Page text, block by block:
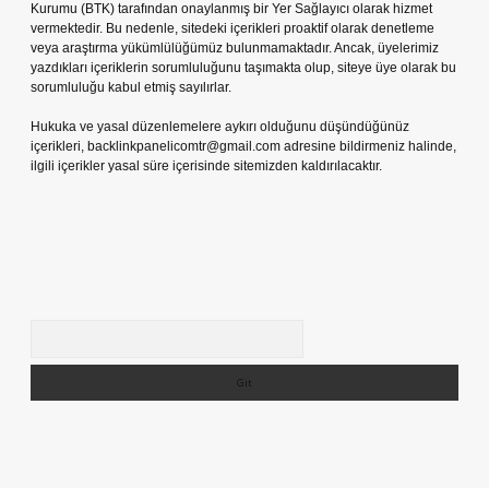
Kurumu (BTK) tarafından onaylanmış bir Yer Sağlayıcı olarak hizmet
vermektedir. Bu nedenle, sitedeki içerikleri proaktif olarak denetleme
veya araştırma yükümlülüğümüz bulunmamaktadır. Ancak, üyelerimiz
yazdıkları içeriklerin sorumluluğunu taşımakta olup, siteye üye olarak bu
sorumluluğu kabul etmiş sayılırlar.
Hukuka ve yasal düzenlemelere aykırı olduğunu düşündüğünüz
içerikleri, backlinkpanelicomtr@gmail.com adresine bildirmeniz halinde,
ilgili içerikler yasal süre içerisinde sitemizden kaldırılacaktır.